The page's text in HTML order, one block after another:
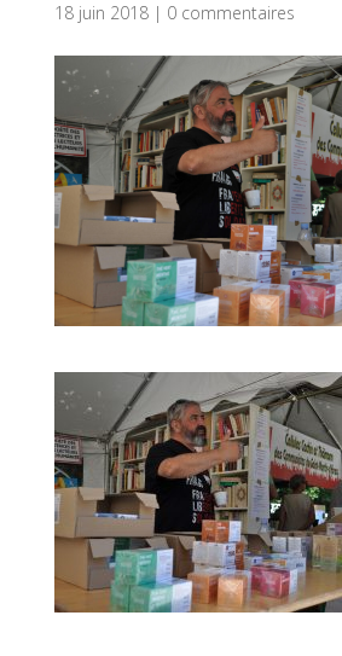
18 juin 2018 | 0 commentaires